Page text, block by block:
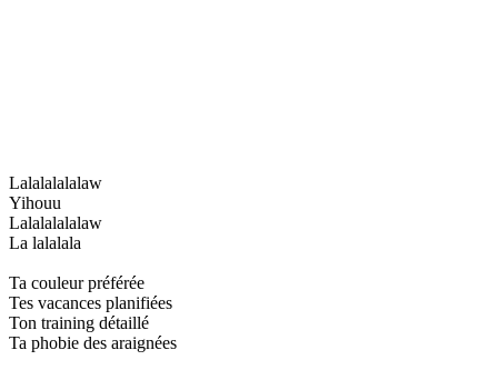
Lalalalalalaw
Yihouu
Lalalalalalaw
La lalalala
Ta couleur préférée
Tes vacances planifiées
Ton training détaillé
Ta phobie des araignées